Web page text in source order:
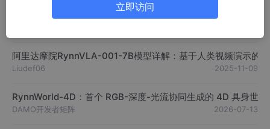
NeurIPS‘25 | 港大×达摩院HiMaCon：泛化失败不在于策略学
阿里达摩院RynnVLA-001-7B模型详解：基于人类视频演示的
Liudef06 2025-11-09
RynnWorld-4D：首个 RGB-深度-光流协同生成的 4D 具身世界
DAMO开发者矩阵 2026-07-13
立即访问